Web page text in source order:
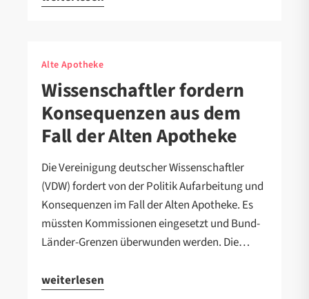
Alte Apotheke
Wissenschaftler fordern
Konsequenzen aus dem
Fall der Alten Apotheke
Die Vereinigung deutscher Wissenschaftler
(VDW) fordert von der Politik Aufarbeitung und
Konsequenzen im Fall der Alten Apotheke. Es
müssten Kommissionen eingesetzt und Bund-
Länder-Grenzen überwunden werden. Die…
weiterlesen